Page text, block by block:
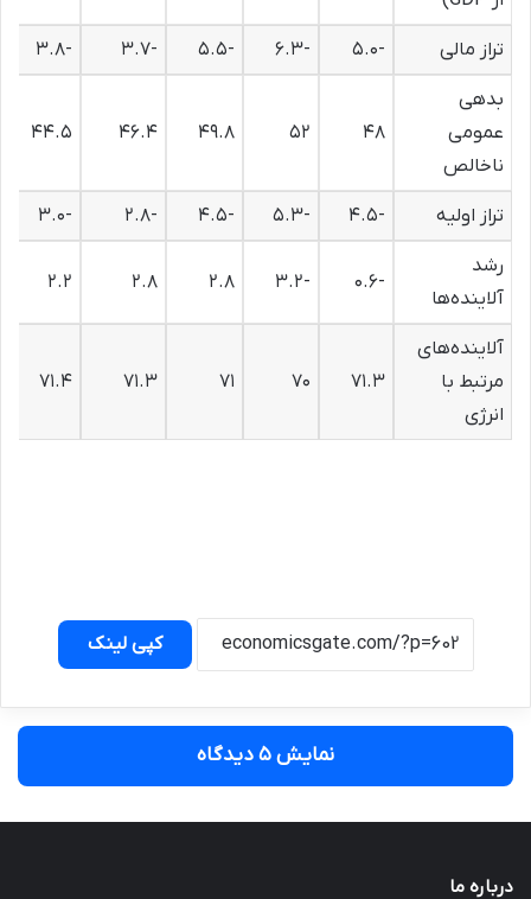
تراز مالی -۵.۰ -۶.۳ -۵.۵ -۳.۷ -۳.۸
بدهی
عمومی
ناخالص
۴۸ ۵۲ ۴۹.۸ ۴۶.۴ ۴۴.۵
تراز اولیه -۴.۵ -۵.۳ -۴.۵ -۲.۸ -۳.۰
رشد
آلاینده‌ها
-۰.۶ -۳.۲ ۲.۸ ۲.۸ ۲.۲
آلاینده‌های
مرتبط با
انرژی
۷۱.۳ ۷۰ ۷۱ ۷۱.۳ ۷۱.۴
کپی لینک
نمایش ۵ دیدگاه
درباره ما